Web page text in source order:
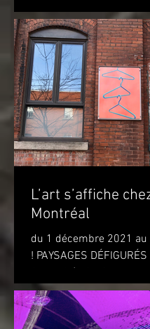
L’art s’affiche
Montréal
du 1 décembre 2021 au
! PAYSAGES
OBJETS (DISFIGURED
AND OTHER OBJECTS)